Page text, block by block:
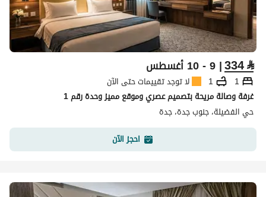
⃁
334| 9 - 10 أغسطس
1
1
لا توجد تقييمات حتى الآن
غرفة وصالة مريحة بتصميم عصري وموقع مميز وحدة رقم 1
حي الفضيلة، جنوب جدة، جدة
احجز الآن